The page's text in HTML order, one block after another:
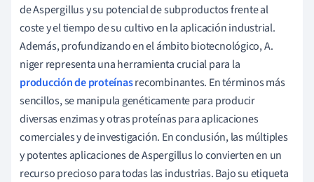
de Aspergillus y su potencial de subproductos frente al
coste y el tiempo de su cultivo en la aplicación industrial.
Además, profundizando en el ámbito biotecnológico, A.
niger representa una herramienta crucial para la
producción de proteínasrecombinantes. En términos más
sencillos, se manipula genéticamente para producir
diversas enzimas y otras proteínas para aplicaciones
comerciales y de investigación. En conclusión, las múltiples
y potentes aplicaciones de Aspergillus lo convierten en un
recurso precioso para todas las industrias. Bajo su etiqueta